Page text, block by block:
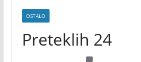
OSTALO
Preteklih 24